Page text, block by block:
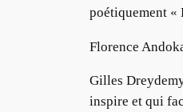
poétiquement
Florence
Gilles
inspire et qui